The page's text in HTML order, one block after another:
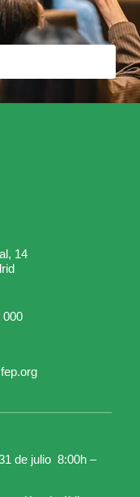
14
000
de julio 8:00h –